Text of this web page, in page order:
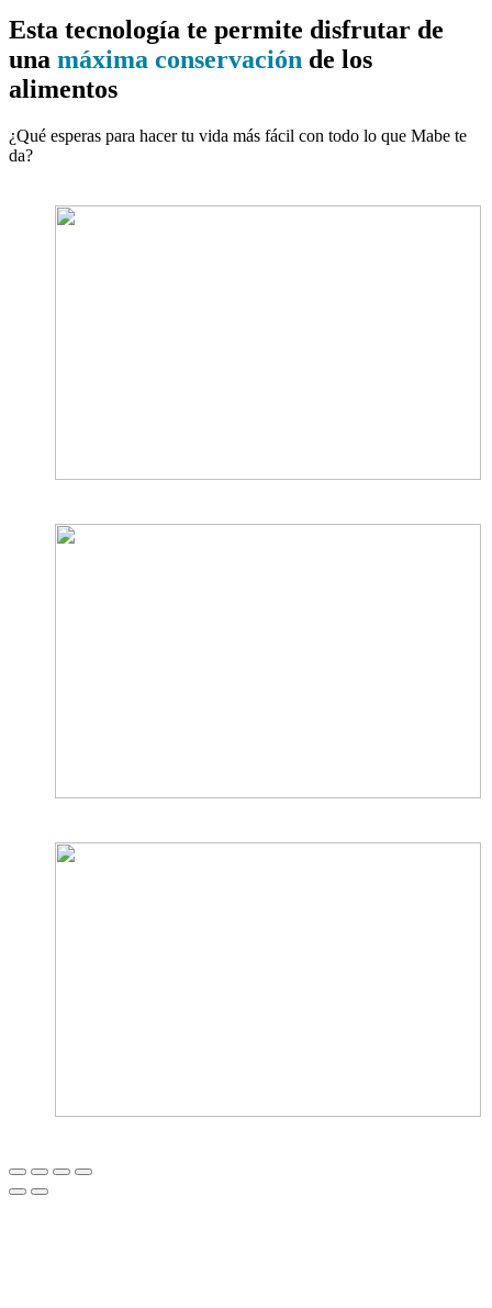
Esta tecnología te permite disfrutar de
una máxima conservación de los
alimentos
¿Qué esperas para hacer tu vida más fácil con todo lo que Mabe te
da?